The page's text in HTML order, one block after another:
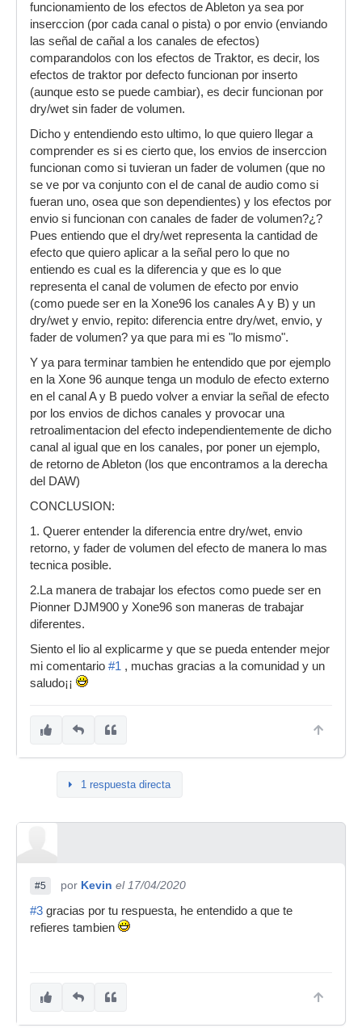
funcionamiento de los efectos de Ableton ya sea por
inserccion (por cada canal o pista) o por envio (enviando
las señal de cañal a los canales de efectos)
comparandolos con los efectos de Traktor, es decir, los
efectos de traktor por defecto funcionan por inserto
(aunque esto se puede cambiar), es decir funcionan por
dry/wet sin fader de volumen.
Dicho y entendiendo esto ultimo, lo que quiero llegar a
comprender es si es cierto que, los envios de inserccion
funcionan como si tuvieran un fader de volumen (que no
se ve por va conjunto con el de canal de audio como si
fueran uno, osea que son dependientes) y los efectos por
envio si funcionan con canales de fader de volumen?¿?
Pues entiendo que el dry/wet representa la cantidad de
efecto que quiero aplicar a la señal pero lo que no
entiendo es cual es la diferencia y que es lo que
representa el canal de volumen de efecto por envio
(como puede ser en la Xone96 los canales A y B) y un
dry/wet y envio, repito: diferencia entre dry/wet, envio, y
fader de volumen? ya que para mi es "lo mismo".
Y ya para terminar tambien he entendido que por ejemplo
en la Xone 96 aunque tenga un modulo de efecto externo
en el canal A y B puedo volver a enviar la señal de efecto
por los envios de dichos canales y provocar una
retroalimentacion del efecto independientemente de dicho
canal al igual que en los canales, por poner un ejemplo,
de retorno de Ableton (los que encontramos a la derecha
del DAW)
CONCLUSION:
1. Querer entender la diferencia entre dry/wet, envio
retorno, y fader de volumen del efecto de manera lo mas
tecnica posible.
2.La manera de trabajar los efectos como puede ser en
Pionner DJM900 y Xone96 son maneras de trabajar
diferentes.
Siento el lio al explicarme y que se pueda entender mejor
mi comentario #1 , muchas gracias a la comunidad y un
saludo¡¡
1 respuesta directa
#5 por Kevin el 17/04/2020
#3 gracias por tu respuesta, he entendido a que te
refieres tambien